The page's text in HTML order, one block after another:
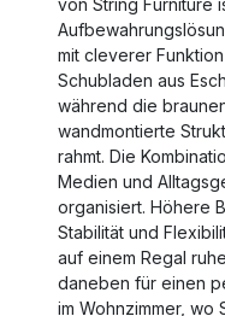
von String Furniture
mit cleverer
Schubladen aus
während die
wandmontierte
rahmt. Die
Medien und
organisiert. Höhere
Stabilität und
auf einem Regal
daneben für einen
im Wohnzimmer,